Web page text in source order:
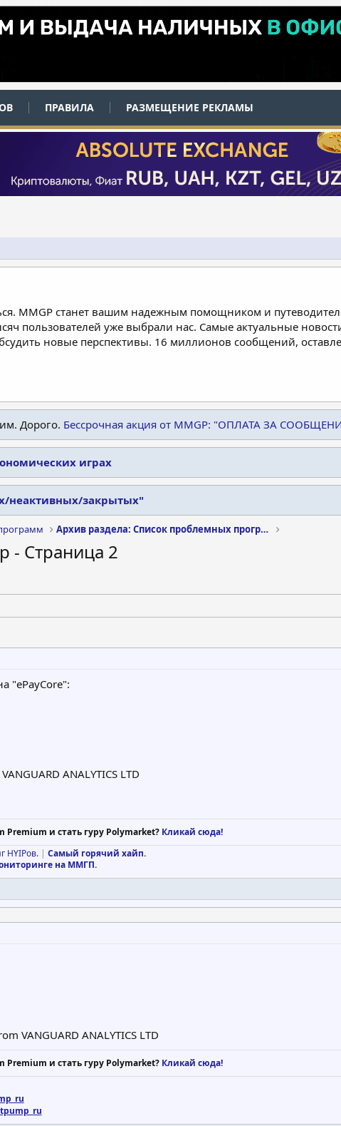
ПРАВИЛА РАЗМЕЩЕНИЕ РЕКЛАМЫ
MMGP станет вашим надежным помощником и
пользователей уже выбрали нас. Самые актуальные
новые перспективы. 16 миллионов сообщений,
Дорого. Бессрочная акция от MMGP: "ОПЛАТА ЗА
играх
неактивных/закрытых"
Архив раздела: Список проблемных программ
- Страница 2
"ePayCore":
ANALYTICS LTD
Premium и стать гуру Polymarket? Кликай сюда!
HYIPов. | Самый горячий хайп.
на ММГП.
VANGUARD ANALYTICS LTD
Premium и стать гуру Polymarket? Кликай сюда!